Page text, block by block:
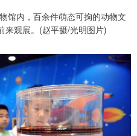
馆内，百余件萌态可掬的动物文
来观展。(赵平摄/光明图片)